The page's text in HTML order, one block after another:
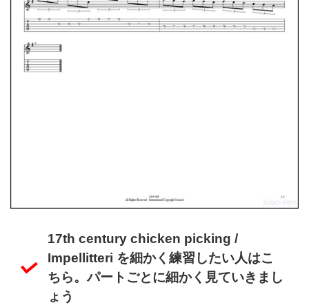
17th century chicken picking /
Impellitteri を細かく練習したい人はこ
ちら。パートごとに細かく見ていきまし
ょう